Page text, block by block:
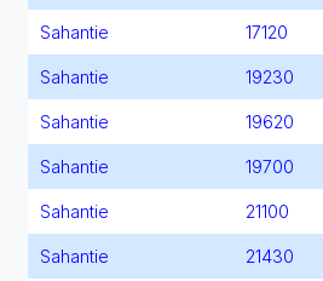
Sahantie 17120
Sahantie 19230
Sahantie 19620
Sahantie 19700
Sahantie 21100
Sahantie 21430